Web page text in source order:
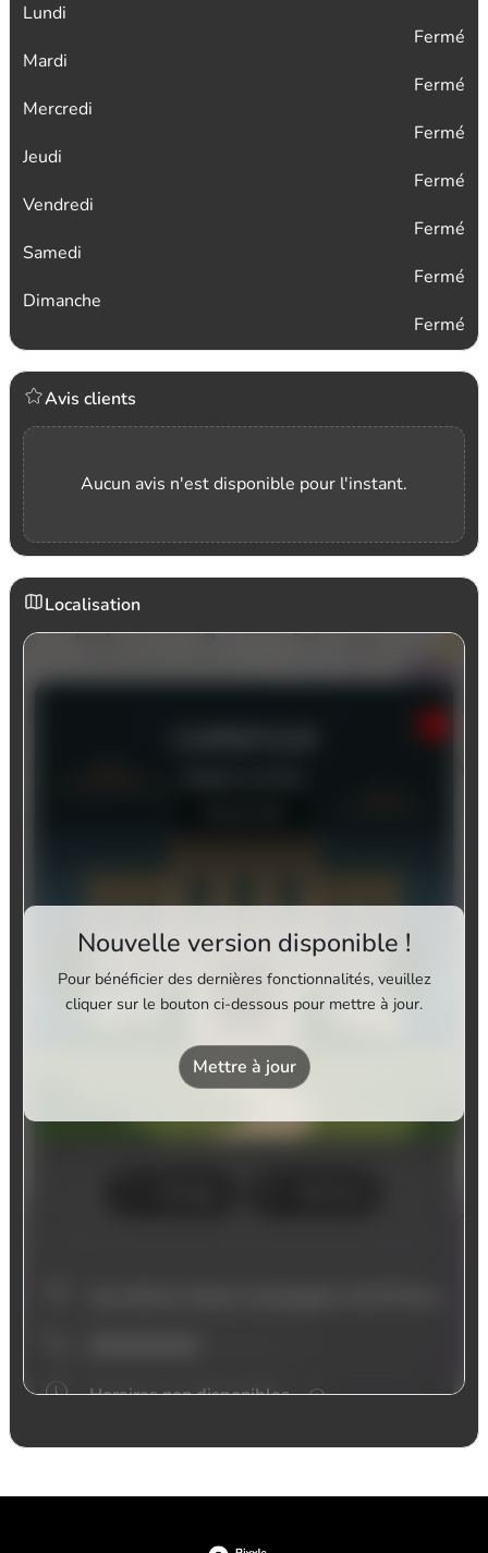
Lundi
Fermé
Mardi
Fermé
Mercredi
Fermé
Jeudi
Fermé
Vendredi
Fermé
Samedi
Fermé
Dimanche
Fermé
Avis clients
Aucun avis n'est disponible pour l'instant.
Localisation